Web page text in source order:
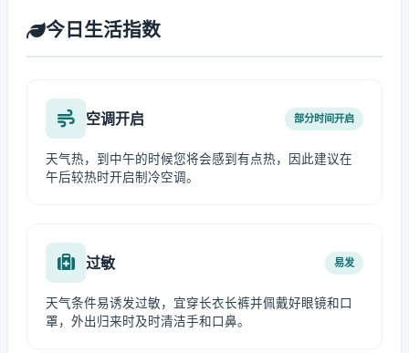
今日生活指数
空调开启 部分时间开启
天气热，到中午的时候您将会感到有点热，因此建议在
午后较热时开启制冷空调。
过敏 易发
天气条件易诱发过敏，宜穿长衣长裤并佩戴好眼镜和口
罩，外出归来时及时清洁手和口鼻。